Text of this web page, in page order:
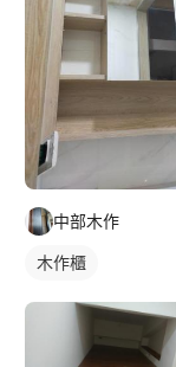
中部木作
木作櫃